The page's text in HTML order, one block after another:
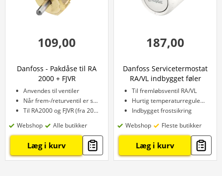
109,00
Danfoss - Pakdåse til RA
2000 + FJVR
Anvendes til ventiler
Når frem-/returventil er slidt
Til RA2000 og FJVR (fra 2005)
Webshop
Alle butikker
Læg i kurv
187,00
Danfoss Servicetermostat
RA/VL indbygget føler
Til fremløbsventil RA/VL
Hurtig temperaturregulering
Indbygget frostsikring
Webshop
Fleste butikker
Læg i kurv